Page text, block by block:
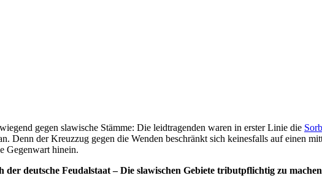
gegen slawische Stämme: Die leidtragenden waren in erster Linie die
Denn der Kreuzzug gegen die Wenden beschränkt sich keinesfalls auf einen
Gegenwart hinein.
der deutsche Feudalstaat – Die slawischen Gebiete tributpflichtig zu